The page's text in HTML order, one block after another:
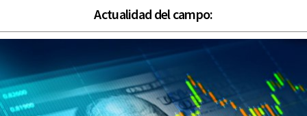
Actualidad del campo: